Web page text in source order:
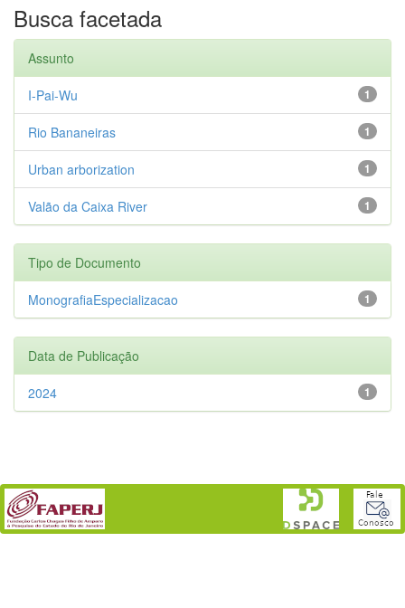
Busca facetada
Assunto
1
I-Pai-Wu
1
Rio Bananeiras
1
Urban arborization
1
Valão da Caixa River
Tipo de Documento
1
MonografiaEspecializacao
Data de Publicação
1
2024